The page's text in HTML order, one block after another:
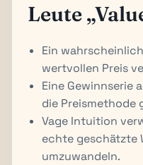
Leute
Ein
wertvollen Preis
Eine Gewinnserie
die Preismethode
Vage Intuition
echte geschätzte
umzuwandeln.